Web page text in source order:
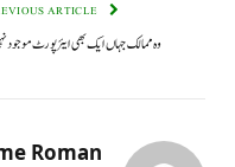
وہ ممالک جہاں ایک بھی ایئرپورٹ موجود
Roman